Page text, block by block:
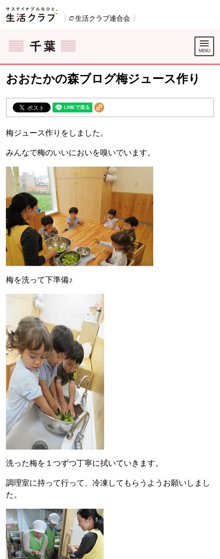
ページの先頭です。
生活クラブ連合会
ここからサイト内共通メニューです。
サイト内共通メニューをスキップする
サイト内共通メニューここまで。
おおたかの森ブログ梅ジュース作り
梅ジュース作りをしました。
みんなで梅のいいにおいを嗅いでいます。
梅を洗って下準備♪
洗った梅を１つずつ丁寧に拭いていきます。
調理室に持って行って、冷凍してもらうようお願いしまし
た。